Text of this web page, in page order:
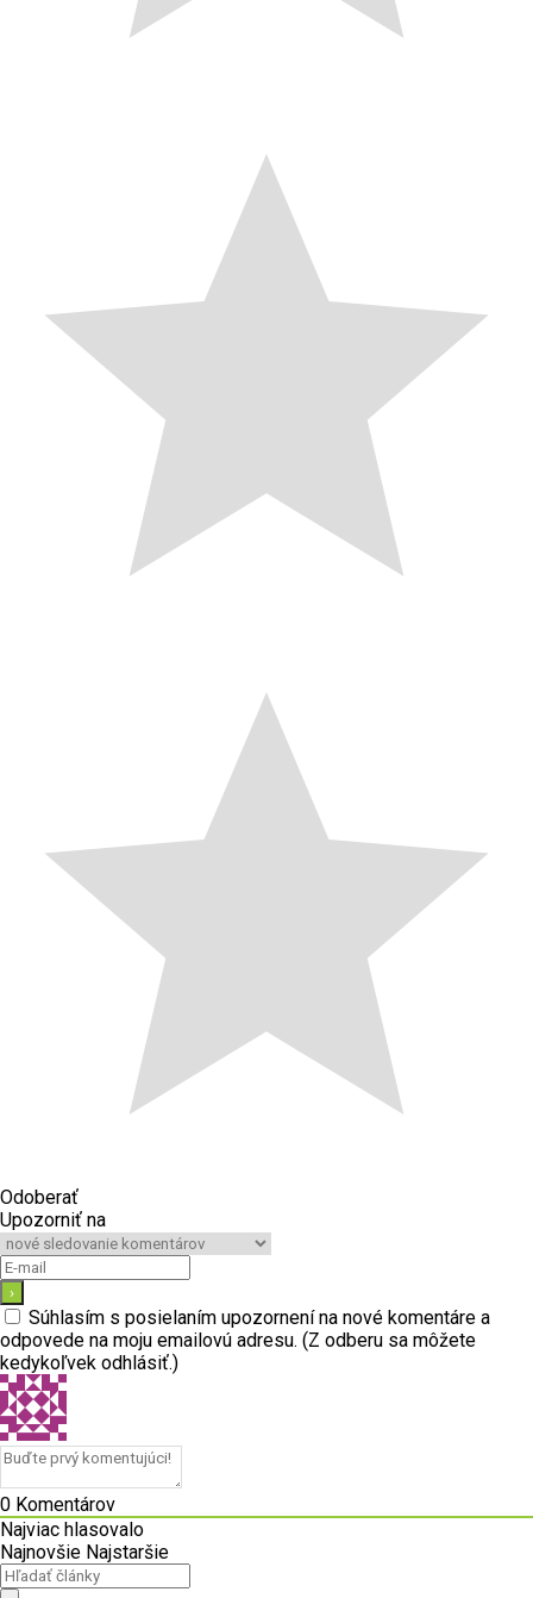
Odoberať
Upozorniť na
Súhlasím s posielaním upozornení na nové komentáre a
odpovede na moju emailovú adresu. (Z odberu sa môžete
kedykoľvek odhlásiť.)
0 Komentárov
Najviac hlasovalo
Najnovšie Najstaršie